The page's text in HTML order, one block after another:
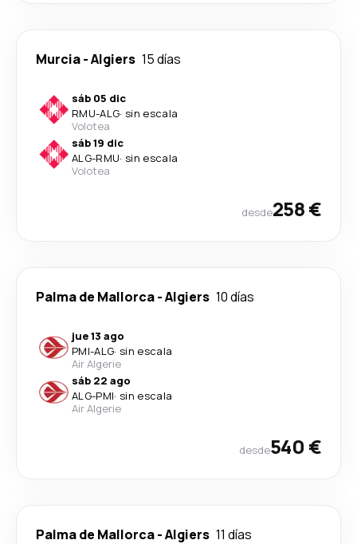
Murcia-Algiers 15 días
sáb 05 dic
RMU-ALG· sin escala
Volotea
sáb 19 dic
ALG-RMU· sin escala
Volotea
desde258 €
Palma de Mallorca-Algiers 10 días
jue 13 ago
PMI-ALG· sin escala
Air Algerie
sáb 22 ago
ALG-PMI· sin escala
Air Algerie
desde540 €
Palma de Mallorca-Algiers 11 días